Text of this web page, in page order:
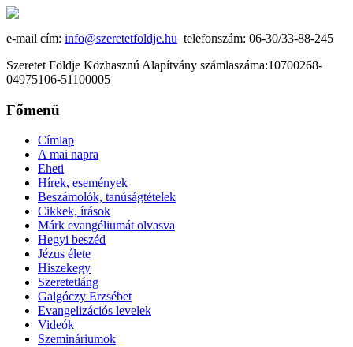
e-mail cím: info@szeretetfoldje.hu telefonszám: 06-30/33-88-245
Szeretet Földje Közhasznú Alapítvány számlaszáma:10700268-
04975106-51100005
Főmenü
Címlap
A mai napra
Eheti
Hírek, események
Beszámolók, tanúságtételek
Cikkek, írások
Márk evangéliumát olvasva
Hegyi beszéd
Jézus élete
Hiszekegy
Szeretetláng
Galgóczy Erzsébet
Evangelizációs levelek
Videók
Szemináriumok